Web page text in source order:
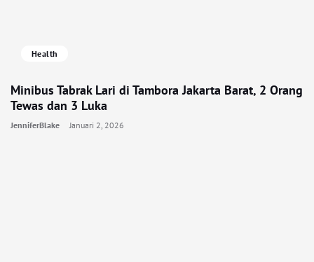
Health
Minibus Tabrak Lari di Tambora Jakarta Barat, 2 Orang
Tewas dan 3 Luka
JenniferBlake Januari 2, 2026